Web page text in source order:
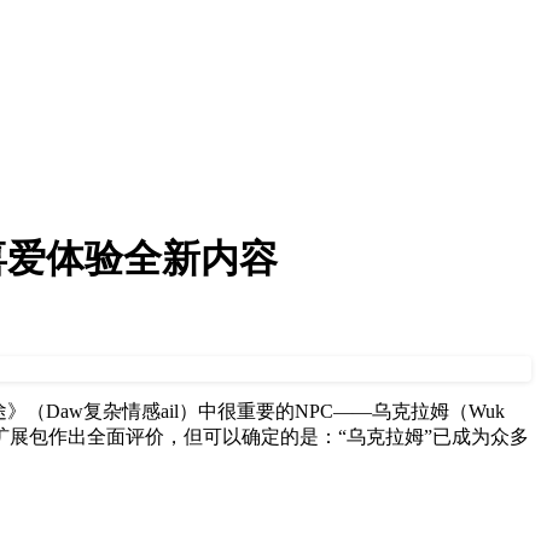
体验全新内容
（Daw复杂情感ail）中很重要的NPC——乌克拉姆（Wuk
包作出全面评价，但可以确定的是：“乌克拉姆”已成为众多